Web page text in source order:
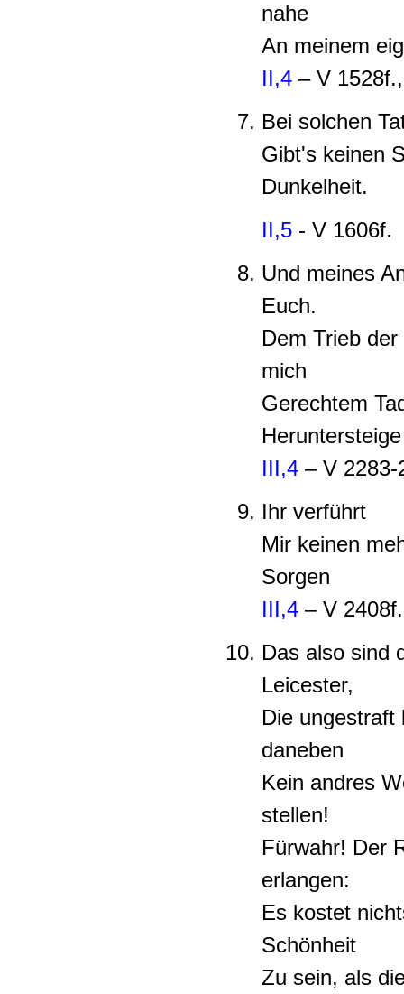
nahe
An meinem
II,4 – V
Bei solchen
Gibt's keinen
Dunkelheit.
II,5 - V 1606f.
Und meines
Euch.
Dem Trieb
mich
Gerechtem
Heruntersteige
III,4 – V 2283-
Ihr verführt
Mir keinen
Sorgen
III,4 – V 2408f.
Das also sind
Leicester,
Die ungestraft
daneben
Kein andres
stellen!
Fürwahr! Der
erlangen:
Es kostet
Schönheit
Zu sein, als